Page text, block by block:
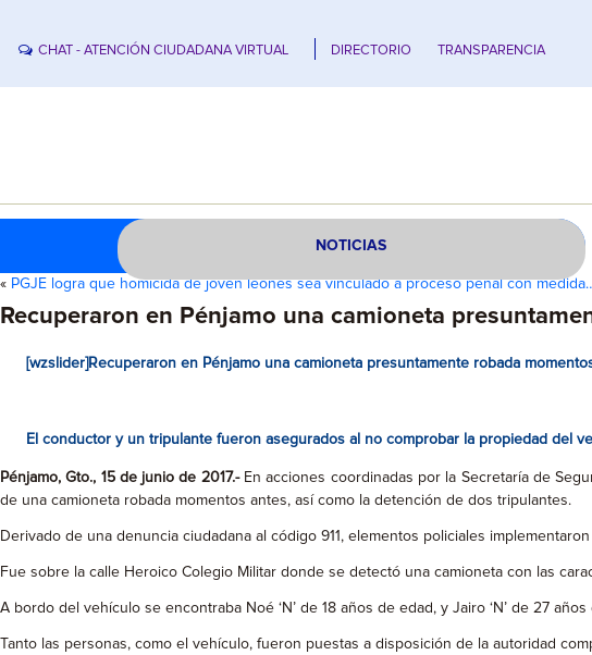
CHAT - ATENCIÓN CIUDADANA VIRTUAL DIRECTORIO TRANSPARENCIA
NOTICIAS
« PGJE logra que homicida de joven leonés sea vinculado a proceso penal con
Recuperaron en Pénjamo una camioneta
[wzslider]Recuperaron en Pénjamo una camioneta presuntamente robada
El conductor y un tripulante fueron asegurados al no comprobar la propiedad del
Pénjamo, Gto., 15 de junio de 2017.- En acciones coordinadas por la Secretaría de
de una camioneta robada momentos antes, así como la detención de dos tripulantes.
Derivado de una denuncia ciudadana al código 911, elementos policiales
Fue sobre la calle Heroico Colegio Militar donde se detectó una camioneta con las
A bordo del vehículo se encontraba Noé ‘N’ de 18 años de edad, y Jairo ‘N’ de 27
Tanto las personas, como el vehículo, fueron puestas a disposición de la autoridad